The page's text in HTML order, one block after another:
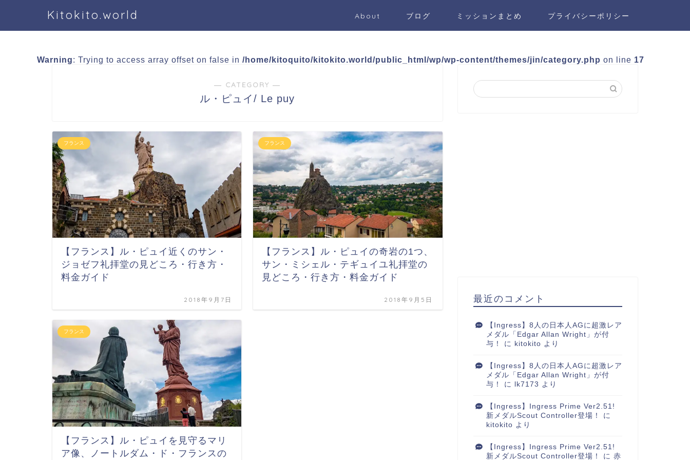
Kitokito.world About ブログ ミッションまとめ プライバシーポリシー
Warning: Trying to access array offset on false in /home/kitoquito/kitokito.world/public_html/wp/wp-content/themes/jin/category.php on line 17
― CATEGORY ―
ル・ピュイ/ Le puy
フランス
【フランス】ル・ピュイ近くのサン・
ジョゼフ礼拝堂の見どころ・行き方・
料金ガイド
2018年9月7日
フランス
【フランス】ル・ピュイの奇岩の1つ、
サン・ミシェル・テギュイユ礼拝堂の
見どころ・行き方・料金ガイド
2018年9月5日
フランス
【フランス】ル・ピュイを見守るマリ
ア像、ノートルダム・ド・フランスの
最近のコメント
【Ingress】8人の日本人AGに超激レア
メダル「Edgar Allan Wright」が付
与！
に kitokito より
【Ingress】8人の日本人AGに超激レア
メダル「Edgar Allan Wright」が付
与！
に lk7173 より
【Ingress】Ingress Prime Ver2.51!
新メダルScout Controller登場！
に
kitokito より
【Ingress】Ingress Prime Ver2.51!
新メダルScout Controller登場！
に 赤